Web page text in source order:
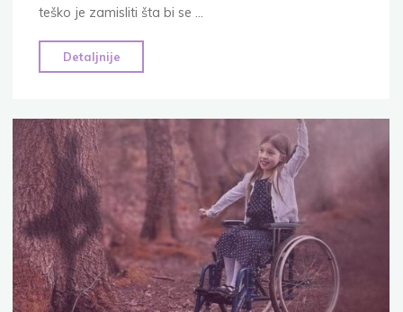
teško je zamisliti šta bi se …
Detaljnije
2050-
hoćemo
li
ga
doživjeti
i
preživjeti?"